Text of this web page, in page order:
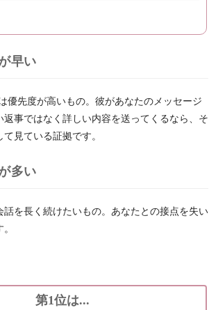
早い
優先度が高いもの。彼があなたのメッセージ
返事ではなく詳しい内容を送ってくるなら、そ
見ている証拠です。
多い
話を長く続けたいもの。あなたとの接点を失い
第1位は...